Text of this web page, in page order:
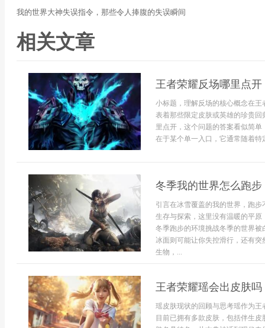
我的世界大神失误指令，那些令人捧腹的失误瞬间
相关文章
王者荣耀反场哪里点
小标题，理解反场的核心概念在
表着那些限定皮肤或英雄的珍贵
里点开，这个问题的答案看似简
在于某个单一入口，它通常随着
冬季我的世界怎么跑
引言在冰雪覆盖的我的世界，跑
生存与探索，这里没有温暖的平
冬季跑步的环境挑战冬季的世界
冰面则可能让你失控滑行，还有
生物，...
王者荣耀瑶会出皮肤
瑶皮肤现状的回顾与思考瑶作为
目前已拥有多款皮肤，包括伴生